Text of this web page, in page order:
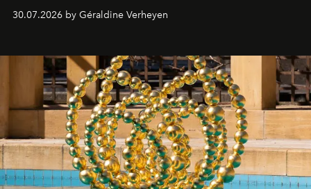
30.07.2026 by Géraldine Verheyen